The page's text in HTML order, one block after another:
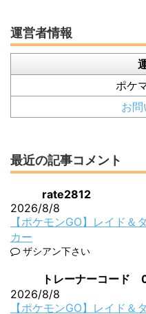
運営者情報
ポケ
お
最近の記事コメント
rate2812
2026/8/8
【ポケモンGO】レイド＆
カー
ザシアン下さい
トレーナーコー
2026/8/8
【ポケモンGO】レイド＆